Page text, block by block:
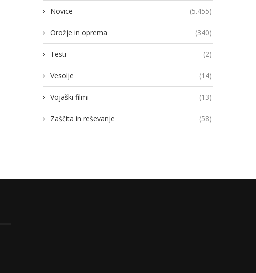
Novice (5.455)
Orožje in oprema (340)
Testi (2)
Vesolje (14)
Vojaški filmi (13)
Zaščita in reševanje (58)